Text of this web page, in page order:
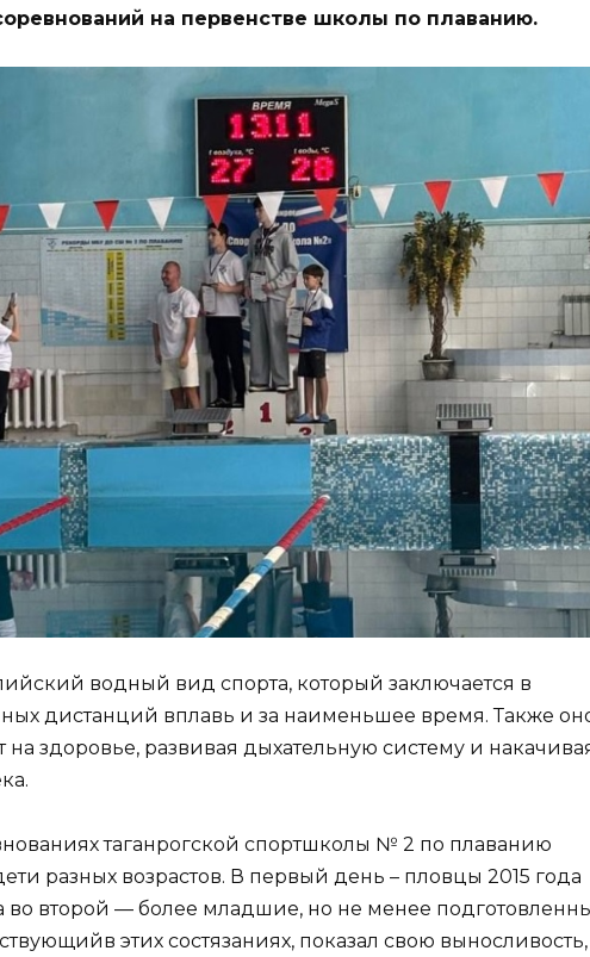
на первенстве школы по плаванию.
водный вид спорта, который заключается в
дистанций вплавь и за наименьшее время. Также
здоровье, развивая дыхательную систему и
таганрогской спортшколы № 2 по плаванию
разных возрастов. В первый день – пловцы 2015 года
во второй — более младшие, но не менее
этих состязаниях, показал свою